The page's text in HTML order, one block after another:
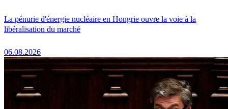
La pénurie d'énergie nucléaire en Hongrie ouvre la voie à la
libéralisation du marché
06.08.2026